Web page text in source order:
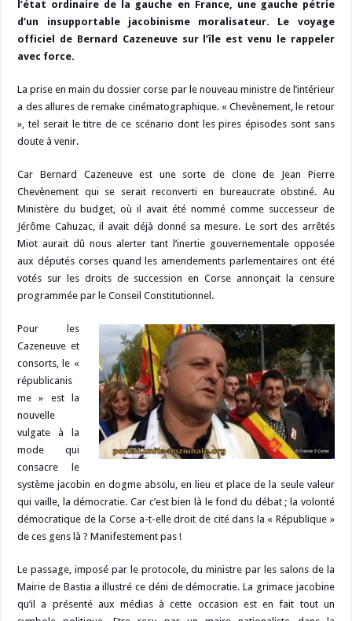
o
o
a
m
c
h
Li
n
o
n
t
p
p
bl
r
di
t
l
g
er
l’état ordinaire de la gauche en France, une gauche pétrie
d’un insupportable jacobinisme moralisateur. Le voyage
officiel de Bernard Cazeneuve sur l’île est venu le rappeler
avec force.
La prise en main du dossier corse par le nouveau ministre de l’intérieur
a des allures de remake cinématographique. « Chevènement, le retour
», tel serait le titre de ce scénario dont les pires épisodes sont sans
doute à venir.
Car Bernard Cazeneuve est une sorte de clone de Jean Pierre
Chevènement qui se serait reconverti en bureaucrate obstiné. Au
Ministère du budget, où il avait été nommé comme successeur de
Jérôme Cahuzac, il avait déjà donné sa mesure. Le sort des arrêtés
Miot aurait dû nous alerter tant l’inertie gouvernementale opposée
aux députés corses quand les amendements parlementaires ont été
votés sur les droits de succession en Corse annonçait la censure
programmée par le Conseil Constitutionnel.
Pour les
Cazeneuve et
consorts, le «
républicanis
me » est la
nouvelle
vulgate à la
mode qui
consacre le
système jacobin en dogme absolu, en lieu et place de la seule valeur
qui vaille, la démocratie. Car c’est bien là le fond du débat ; la volonté
démocratique de la Corse a-t-elle droit de cité dans la « République »
de ces gens là ? Manifestement pas !
Le passage, imposé par le protocole, du ministre par les salons de la
Mairie de Bastia a illustré ce déni de démocratie. La grimace jacobine
qu’il a présenté aux médias à cette occasion est en fait tout un